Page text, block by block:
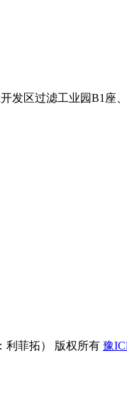
发区过滤工业园B1座
利菲拓） 版权所有 豫